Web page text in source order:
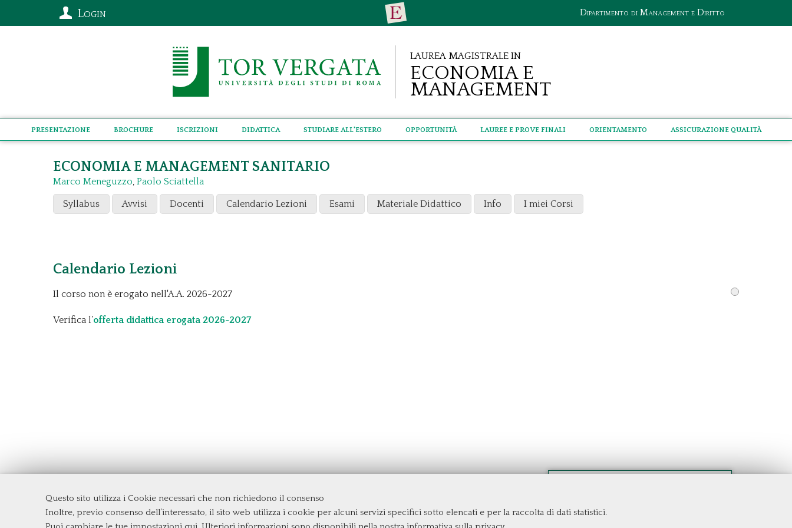
Questo sito utilizza i Cookie necessari che non richiedono il consenso
Inoltre, previo consenso dell’interessato, il sito web utilizza i cookie per alcuni servizi specifici sotto elencati e per la raccolta di dati statistici.
Dipartimento di Management e Diritto
Login
Laurea Magistrale in
Economia e
Management
Presentazione Brochure Iscrizioni Didattica Studiare all'estero Opportunità Lauree e Prove Finali Orientamento Assicurazione qualità
ECONOMIA E MANAGEMENT SANITARIO
Marco Meneguzzo, Paolo Sciattella
Syllabus Avvisi Docenti Calendario Lezioni Esami Materiale Didattico Info I miei Corsi
Calendario Lezioni
Il corso non è erogato nell'A.A. 2026-2027
Verifica l’offerta didattica erogata 2026-2027
Dipartimento di Management e Diritto
Università degli Studi di RomaTor Vergata